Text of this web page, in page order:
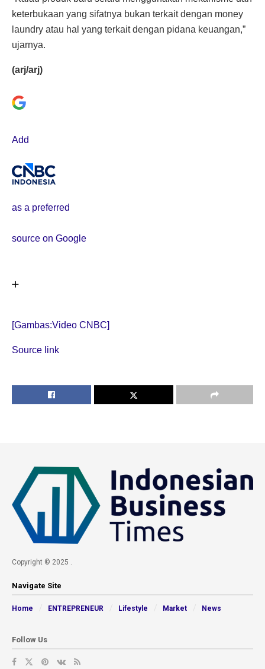
keterbukaan yang sifatnya bukan terkait dengan money
laundry atau hal yang terkait dengan pidana keuangan,”
ujarnya.
(arj/arj)
Add
as a preferred
source on Google
[Gambas:Video CNBC]
Source link
Copyright © 2025 .
Navigate Site
Home ENTREPRENEUR Lifestyle Market News
Follow Us